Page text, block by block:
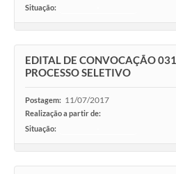
Situação:
EDITAL DE CONVOCAÇÃO
PROCESSO SELETIVO
Postagem: 11/07/2017
Realização a partir de:
Situação: